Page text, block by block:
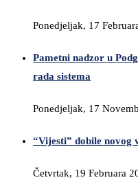
Ponedjeljak, 17
Pametni nadzor u
rada sistema
Ponedjeljak, 17
“Vijesti” dobile novog
Četvrtak, 19 Februara